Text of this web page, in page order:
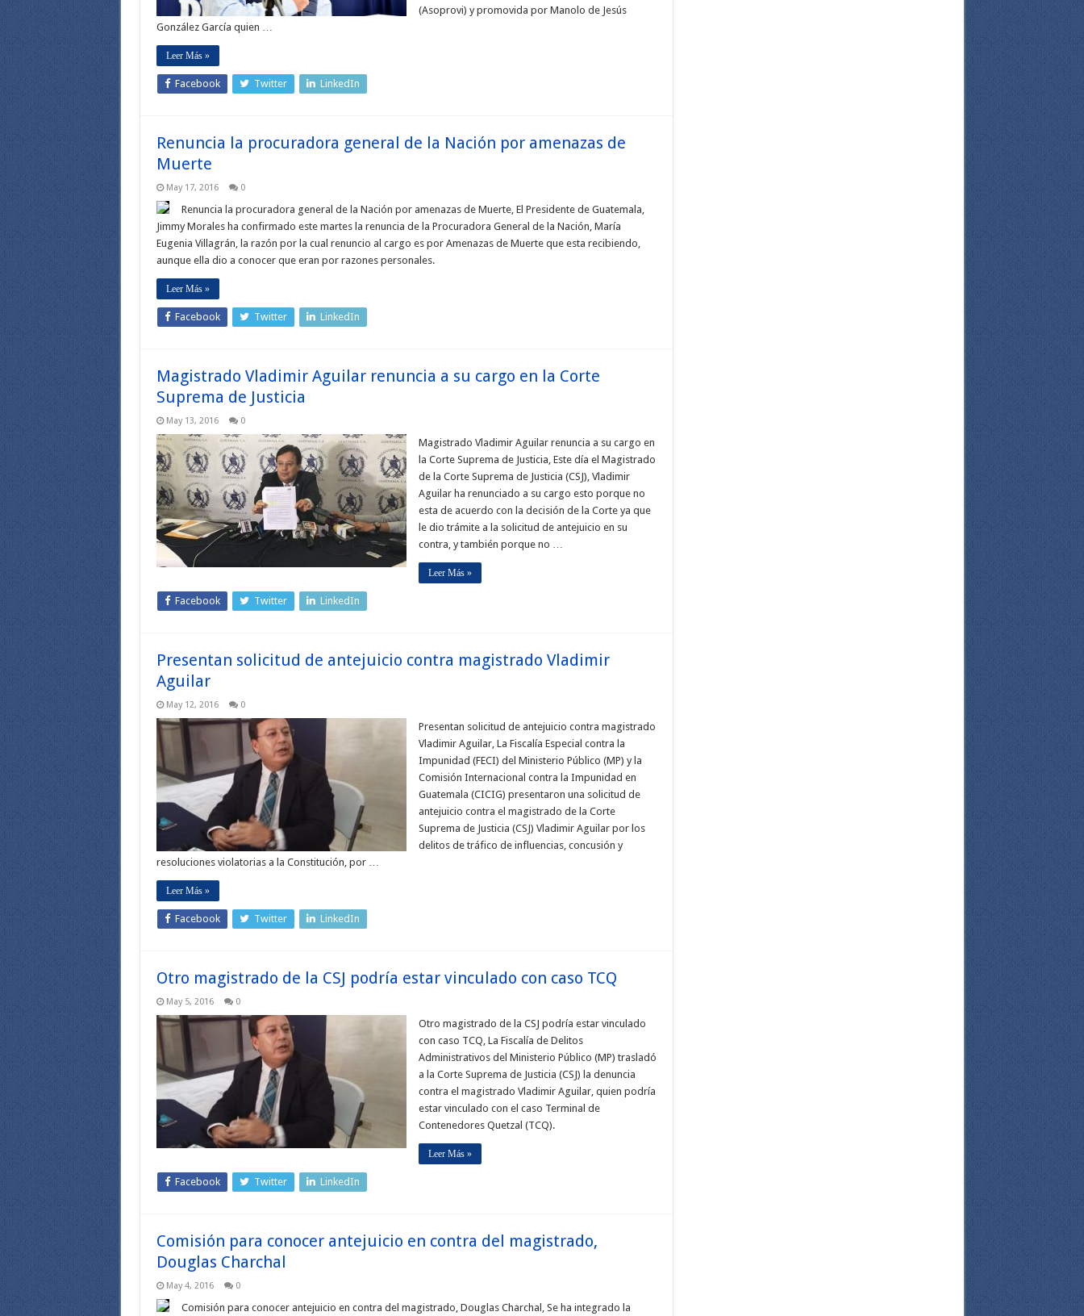
(Asoprovi) y promovida por Manolo de Jesús
González García quien …
Leer Más »
Facebook Twitter LinkedIn
Renuncia la procuradora general de la Nación por amenazas de
Muerte
May 17, 2016 0
Renuncia la procuradora general de la Nación por amenazas de Muerte, El Presidente de Guatemala,
Jimmy Morales ha confirmado este martes la renuncia de la Procuradora General de la Nación, María
Eugenia Villagrán, la razón por la cual renuncio al cargo es por Amenazas de Muerte que esta recibiendo,
aunque ella dio a conocer que eran por razones personales.
Leer Más »
Facebook Twitter LinkedIn
Magistrado Vladimir Aguilar renuncia a su cargo en la Corte
Suprema de Justicia
May 13, 2016 0
Magistrado Vladimir Aguilar renuncia a su cargo en
la Corte Suprema de Justicia, Este día el Magistrado
de la Corte Suprema de Justicia (CSJ), Vladimir
Aguilar ha renunciado a su cargo esto porque no
esta de acuerdo con la decisión de la Corte ya que
le dio trámite a la solicitud de antejuicio en su
contra, y también porque no …
Leer Más »
Facebook Twitter LinkedIn
Presentan solicitud de antejuicio contra magistrado Vladimir
Aguilar
May 12, 2016 0
Presentan solicitud de antejuicio contra magistrado
Vladimir Aguilar, La Fiscalía Especial contra la
Impunidad (FECI) del Ministerio Público (MP) y la
Comisión Internacional contra la Impunidad en
Guatemala (CICIG) presentaron una solicitud de
antejuicio contra el magistrado de la Corte
Suprema de Justicia (CSJ) Vladimir Aguilar por los
delitos de tráfico de influencias, concusión y
resoluciones violatorias a la Constitución, por …
Leer Más »
Facebook Twitter LinkedIn
Otro magistrado de la CSJ podría estar vinculado con caso TCQ
May 5, 2016 0
Otro magistrado de la CSJ podría estar vinculado
con caso TCQ, La Fiscalía de Delitos
Administrativos del Ministerio Público (MP) trasladó
a la Corte Suprema de Justicia (CSJ) la denuncia
contra el magistrado Vladimir Aguilar, quien podría
estar vinculado con el caso Terminal de
Contenedores Quetzal (TCQ).
Leer Más »
Facebook Twitter LinkedIn
Comisión para conocer antejuicio en contra del magistrado,
Douglas Charchal
May 4, 2016 0
Comisión para conocer antejuicio en contra del magistrado, Douglas Charchal, Se ha integrado la